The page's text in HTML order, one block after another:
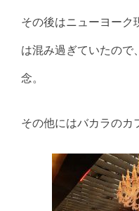
その後はニューヨーク
は混み過ぎていたので
念。
その他にはバカラのカ